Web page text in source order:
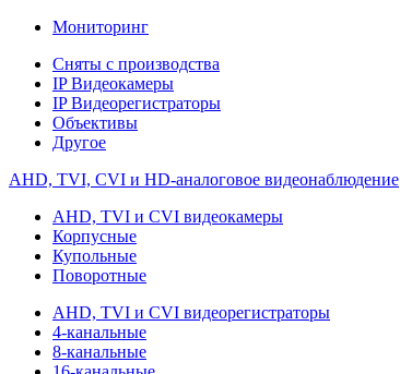
Мониторинг
Сняты с производства
IP Видеокамеры
IP Видеорегистраторы
Объективы
Другое
AHD, TVI, CVI и HD-аналоговое видеонаблюдение
AHD, TVI и CVI видеокамеры
Корпусные
Купольные
Поворотные
AHD, TVI и CVI видеорегистраторы
4-канальные
8-канальные